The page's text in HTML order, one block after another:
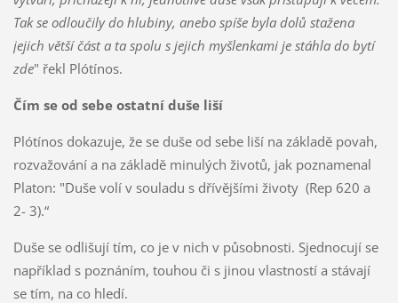
Tak se odloučily do hlubiny, anebo spíše byla dolů stažena
jejich větší část a ta spolu s jejich myšlenkami je stáhla do bytí
zde" řekl Plótínos.
Čím se od sebe ostatní duše liší
Plótínos dokazuje, že se duše od sebe liší na základě povah,
rozvažování a na základě minulých životů, jak poznamenal
Platon: "Duše volí v souladu s dřívějšími životy (Rep 620 a
2- 3).“
Duše se odlišují tím, co je v nich v působnosti. Sjednocují se
například s poznáním, touhou či s jinou vlastností a stávají
se tím, na co hledí.